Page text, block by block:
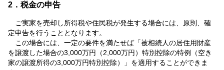
2．税金の申告
ご実家を売却し所得税や住民税が発生する場合には、原則、確
定申告を行うこととなります。
この場合には、一定の要件を満たせば「被相続人の居住用財産
を譲渡した場合の3,000万円（2,000万円）特別控除の特例（空き
家の譲渡所得の3,000万円特別控除）」を適用することができま